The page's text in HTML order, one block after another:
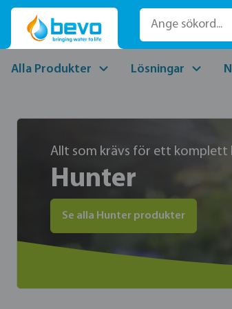
till huvudinnehåll
Hoppa till sökning
Hoppa till huvudnavigering
Alla Produkter Lösningar
Allt som krävs för ett komplett
Hunter
Se alla Hunter produkter